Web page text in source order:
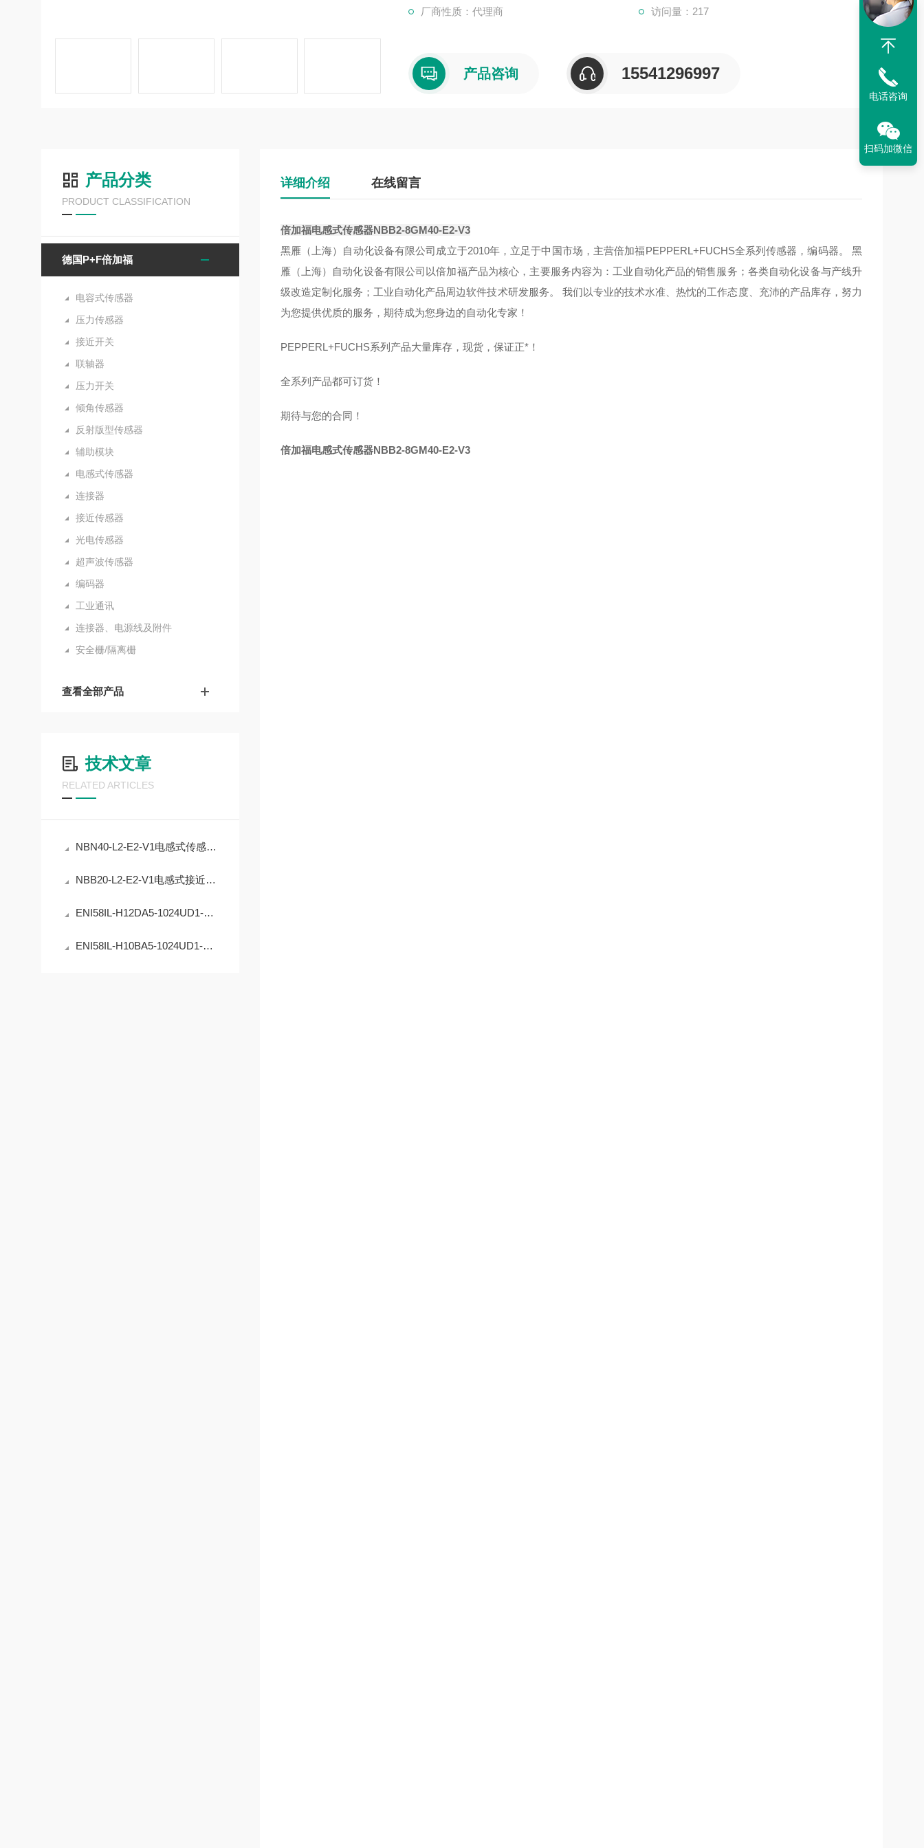
厂商性质：代理商 访问量：217
产品咨询 15541296997
产品分类
PRODUCT CLASSIFICATION
德国P+F倍加福
电容式传感器
压力传感器
接近开关
联轴器
压力开关
倾角传感器
反射版型传感器
辅助模块
电感式传感器
连接器
接近传感器
光电传感器
超声波传感器
编码器
工业通讯
连接器、电源线及附件
安全栅/隔离栅
查看全部产品
技术文章
RELATED ARTICLES
NBN40-L2-E2-V1电感式传感器的精度稳定性提升
NBB20-L2-E2-V1电感式接近开关的工业自动化应用
ENI58IL-H12DA5-1024UD1-RC1编码器在工业定位中的应用
ENI58IL-H10BA5-1024UD1-RC1编码器的原理与应用
详细介绍 在线留言
倍加福电感式传感器NBB2-8GM40-E2-V3
‌黑雁（上海）自动化设备有限公司成立于2010年，立足于中国市场，主营倍加福PEPPERL+FUCHS全系列传感器，编码器。 黑
雁（上海）自动化设备有限公司以倍加福产品为核心，主要服务内容为：工业自动化产品的销售服务；各类自动化设备与产线升
级改造定制化服务；工业自动化产品周边软件技术研发服务。 我们以专业的技术水准、热忱的工作态度、充沛的产品库存，努力
为您提供优质的服务，期待成为您身边的自动化专家！
PEPPERL+FUCHS系列产品大量库存，现货，保证正*！
全系列产品都可订货！
期待与您的合同！
倍加福电感式传感器NBB2-8GM40-E2-V3
电话咨询
扫码加微信